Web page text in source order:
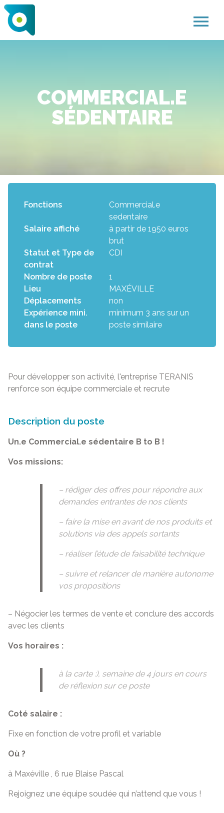
menu
COMMERCIAL.E
SÉDENTAIRE
Fonctions
Commercial.e
sedentaire
Salaire affiché
à partir de 1950 euros
brut
Statut et Type de
contrat
CDI
Nombre de poste
1
Lieu
MAXÉVILLE
Déplacements
non
Expérience mini.
dans le poste
minimum 3 ans sur un
poste similaire
Pour développer son activité, l'entreprise TERANIS
renforce son équipe commerciale et recrute
Description du poste
Un.e Commercial.e sédentaire B to B !
Vos missions:
– rédiger des offres pour répondre aux
demandes entrantes de nos clients
– faire la mise en avant de nos produits et
solutions via des appels sortants
– réaliser l’étude de faisabilité technique
– suivre et relancer de manière autonome
vos propositions
– Négocier les termes de vente et conclure des accords
avec les clients
Vos horaires :
à la carte :), semaine de 4 jours en cours
de réflexion sur ce poste
Coté salaire :
Fixe en fonction de votre profil et variable
Où ?
à Maxéville , 6 rue Blaise Pascal
Rejoignez une équipe soudée qui n’attend que vous !